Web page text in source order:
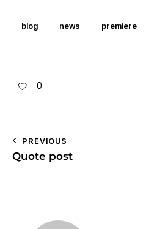
blog news premiere
0
PREVIOUS
Quote post